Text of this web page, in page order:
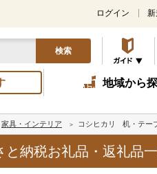
ログイン
検索
地域から
家具・インテリア コシヒカリ 机・テー
と納税お礼品・返礼品